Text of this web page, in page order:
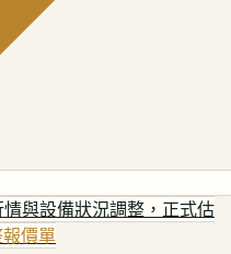
與設備狀況調整，正式估
價單